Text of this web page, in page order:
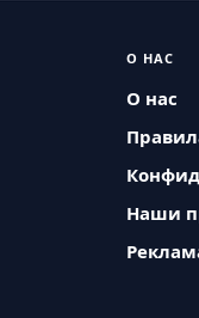
О НАС
О нас
Наши